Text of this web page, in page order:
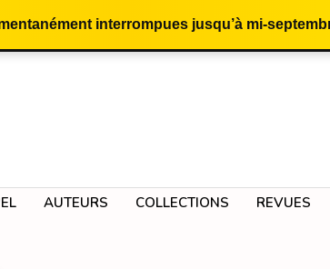
interrompues jusqu’à mi-
AUTEURS COLLECTIONS REVUES